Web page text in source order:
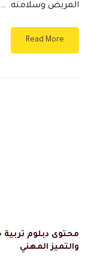
المريض وسلامته. …
Read More
محتوى دبلوم
والتميز المهني